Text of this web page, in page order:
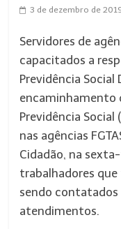
3 de dezembro de
Servidores de
capacitados a
Previdência Social
encaminhamento
Previdência Social
nas agências
Cidadão, na
trabalhadores
sendo contatados
atendimentos.